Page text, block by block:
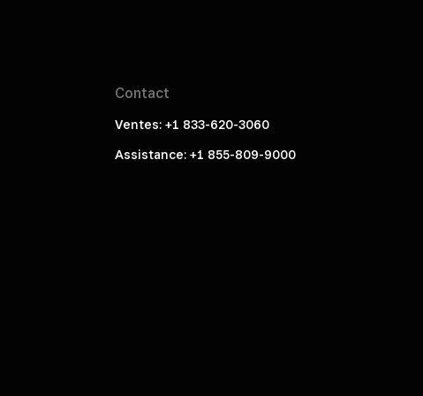
Contact
Ventes: +1 833-620-3060
Assistance: +1 855-809-9000